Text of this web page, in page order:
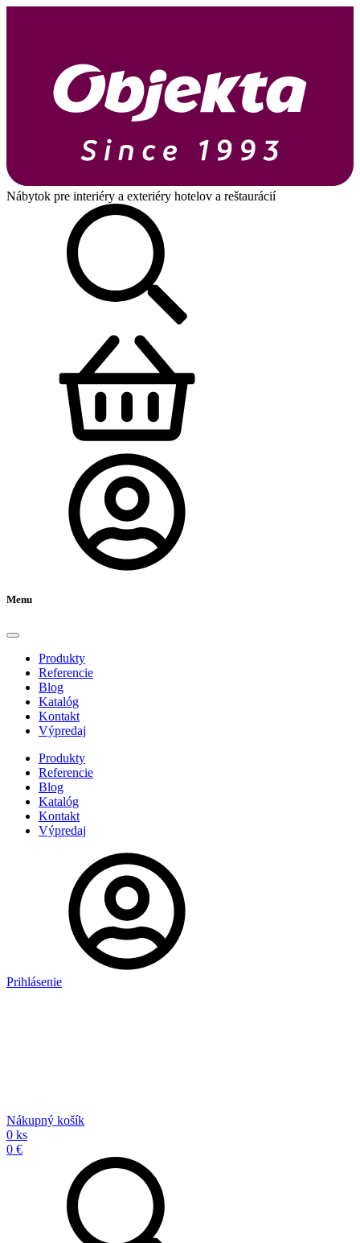
Nábytok pre interiéry a exteriéry hotelov a reštaurácií
Menu
Produkty
Referencie
Blog
Katalóg
Kontakt
Výpredaj
Produkty
Referencie
Blog
Katalóg
Kontakt
Výpredaj
Prihlásenie
Nákupný košík
0 ks
0 €